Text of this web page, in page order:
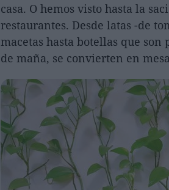
casa. O hemos visto hasta la
restaurantes. Desde latas -de
macetas hasta botellas que son
de maña, se convierten en